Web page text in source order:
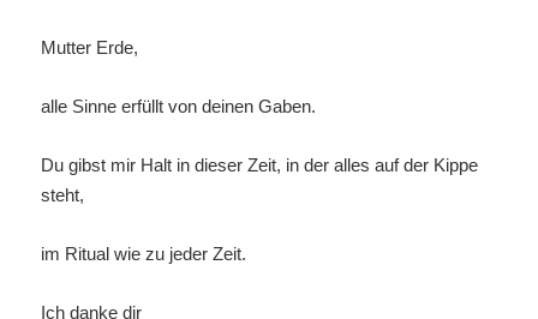
Mutter Erde,
alle Sinne erfüllt von deinen Gaben.
Du gibst mir Halt in dieser Zeit, in der alles auf der Kippe
steht,
im Ritual wie zu jeder Zeit.
Ich danke dir